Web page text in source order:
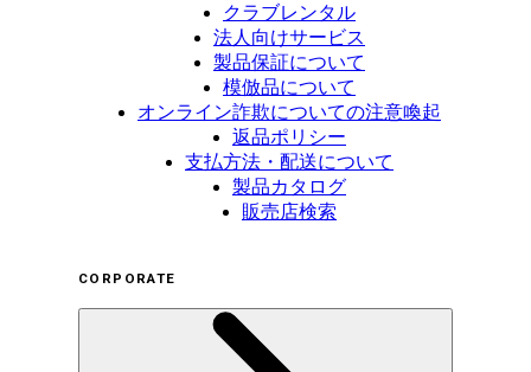
クラブレンタル
法人向けサービス
製品保証について
模倣品について
オンライン詐欺についての注意喚起
返品ポリシー
支払方法・配送について
製品カタログ
販売店検索
CORPORATE